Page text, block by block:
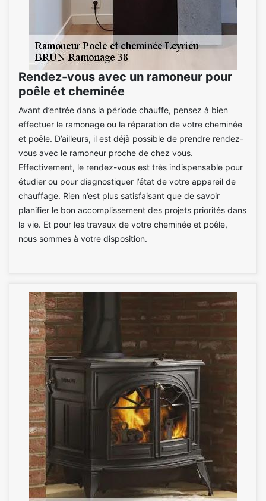
Rendez-vous avec un ramoneur pour
poêle et cheminée
Avant d’entrée dans la période chauffe, pensez à bien
effectuer le ramonage ou la réparation de votre cheminée
et poêle. D’ailleurs, il est déjà possible de prendre rendez-
vous avec le ramoneur proche de chez vous.
Effectivement, le rendez-vous est très indispensable pour
étudier ou pour diagnostiquer l’état de votre appareil de
chauffage. Rien n’est plus satisfaisant que de savoir
planifier le bon accomplissement des projets priorités dans
la vie. Et pour les travaux de votre cheminée et poêle,
nous sommes à votre disposition.